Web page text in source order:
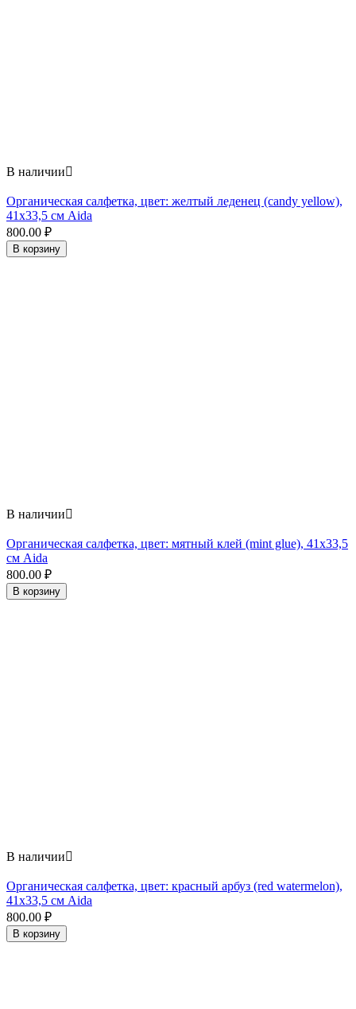
В наличии
Органическая салфетка, цвет: желтый леденец (candy yellow),
41x33,5 см Aida
800.00 ₽
В корзину
В наличии
Органическая салфетка, цвет: мятный клей (mint glue), 41x33,5
см Aida
800.00 ₽
В корзину
В наличии
Органическая салфетка, цвет: красный арбуз (red watermelon),
41x33,5 см Aida
800.00 ₽
В корзину